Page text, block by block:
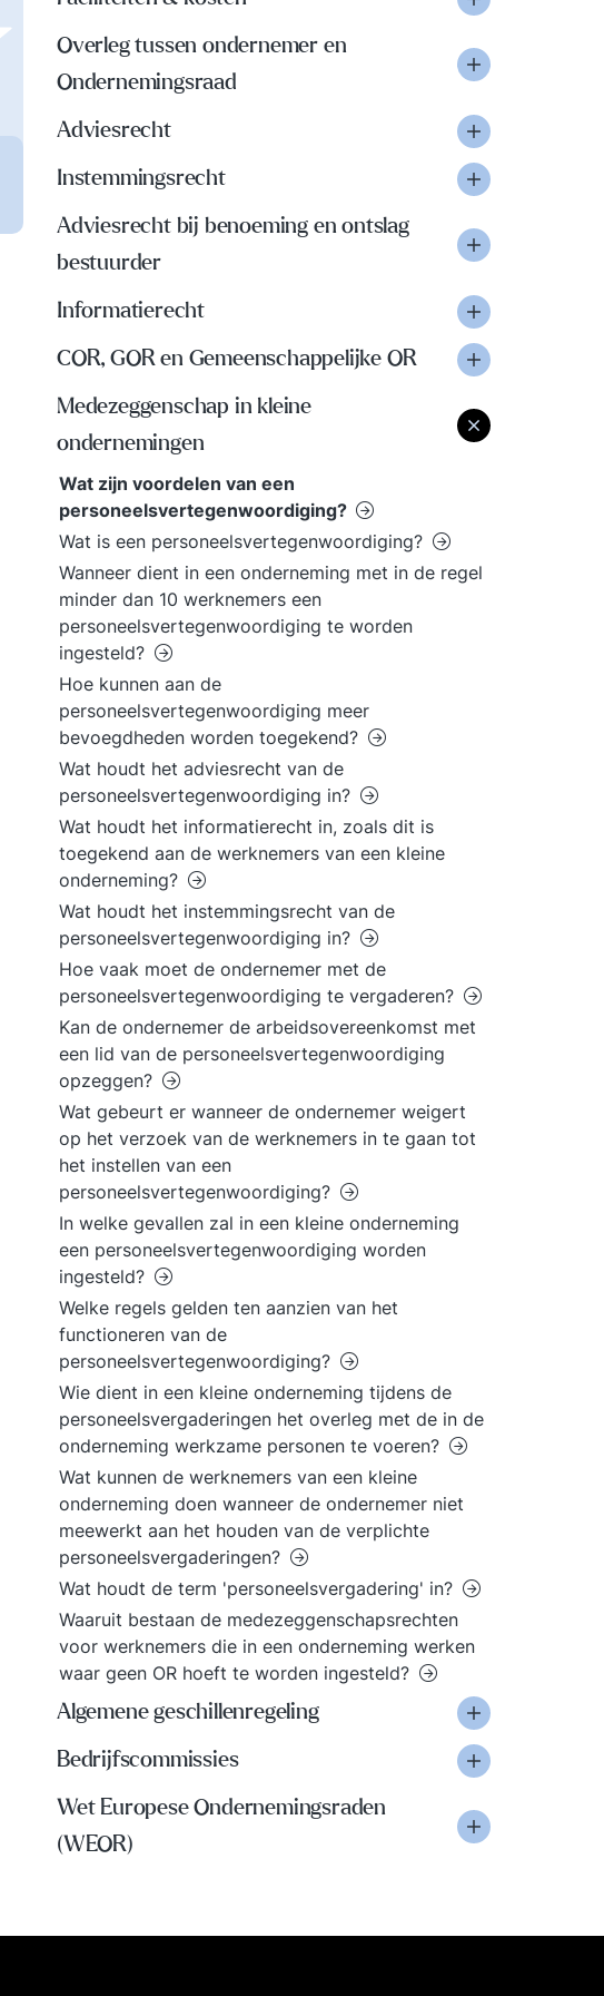
Overleg tussen ondernemer en
Ondernemingsraad
Adviesrecht
Instemmingsrecht
Adviesrecht bij benoeming en ontslag
bestuurder
Informatierecht
COR, GOR en Gemeenschappelijke OR
Medezeggenschap in kleine
ondernemingen
Wat zijn voordelen van een
personeelsvertegenwoordiging?
Wat is een personeelsvertegenwoordiging?
Wanneer dient in een onderneming met in de regel
minder dan 10 werknemers een
personeelsvertegenwoordiging te worden
ingesteld?
Hoe kunnen aan de
personeelsvertegenwoordiging meer
bevoegdheden worden toegekend?
Wat houdt het adviesrecht van de
personeelsvertegenwoordiging in?
Wat houdt het informatierecht in, zoals dit is
toegekend aan de werknemers van een kleine
onderneming?
Wat houdt het instemmingsrecht van de
personeelsvertegenwoordiging in?
Hoe vaak moet de ondernemer met de
personeelsvertegenwoordiging te vergaderen?
Kan de ondernemer de arbeidsovereenkomst met
een lid van de personeelsvertegenwoordiging
opzeggen?
Wat gebeurt er wanneer de ondernemer weigert
op het verzoek van de werknemers in te gaan tot
het instellen van een
personeelsvertegenwoordiging?
In welke gevallen zal in een kleine onderneming
een personeelsvertegenwoordiging worden
ingesteld?
Welke regels gelden ten aanzien van het
functioneren van de
personeelsvertegenwoordiging?
Wie dient in een kleine onderneming tijdens de
personeelsvergaderingen het overleg met de in de
onderneming werkzame personen te voeren?
Wat kunnen de werknemers van een kleine
onderneming doen wanneer de ondernemer niet
meewerkt aan het houden van de verplichte
personeelsvergaderingen?
Wat houdt de term 'personeelsvergadering' in?
Waaruit bestaan de medezeggenschapsrechten
voor werknemers die in een onderneming werken
waar geen OR hoeft te worden ingesteld?
Algemene geschillenregeling
Bedrijfscommissies
Wet Europese Ondernemingsraden
(WEOR)